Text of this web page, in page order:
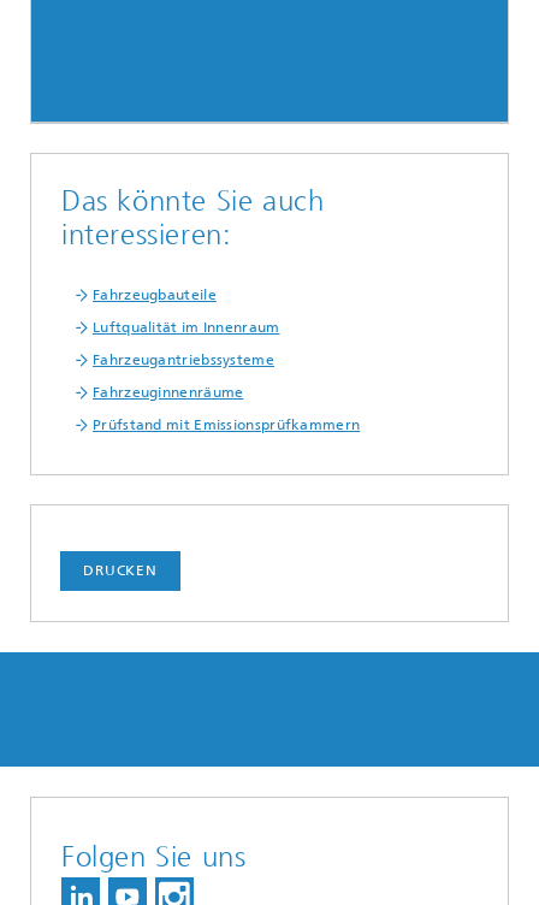
Das könnte Sie auch
interessieren:
Fahrzeugbauteile
Luftqualität im Innenraum
Fahrzeugantriebssysteme
Fahrzeuginnenräume
Prüfstand mit Emissionsprüfkammern
DRUCKEN
Folgen Sie uns